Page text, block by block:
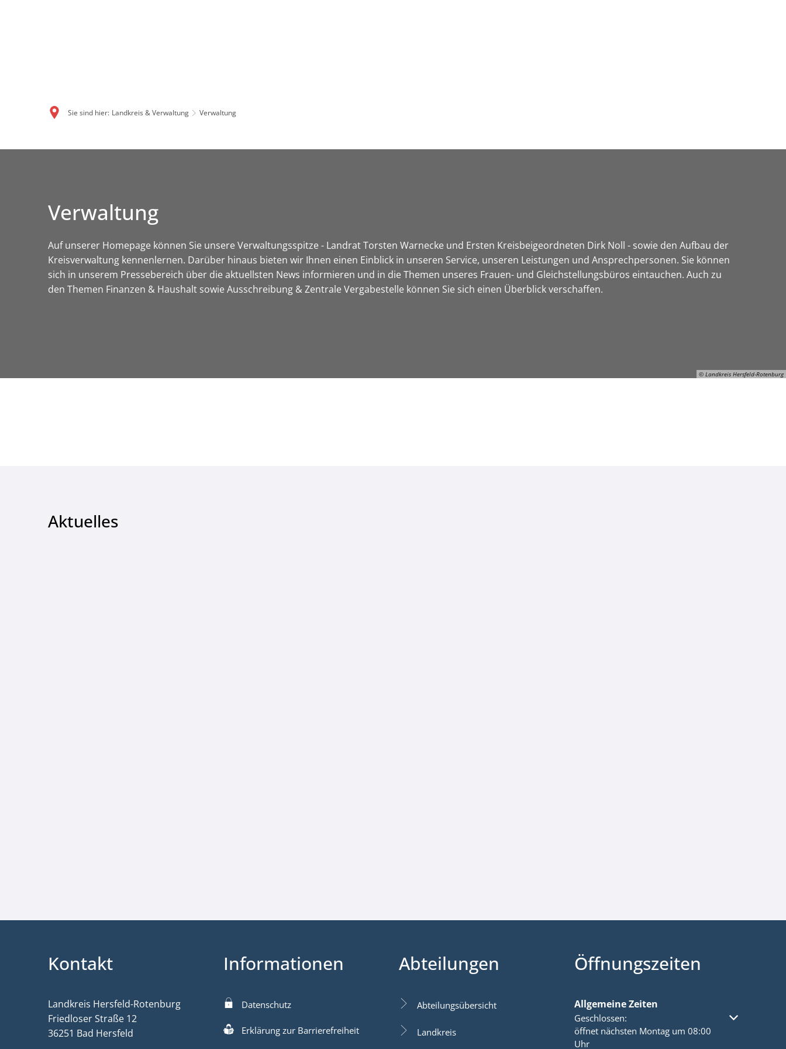
Sie sind hier: Landkreis & Verwaltung Verwaltung
© Landkreis Hersfeld-Rotenburg
Verwaltung
Auf unserer Homepage können Sie unsere Verwaltungsspitze - Landrat Torsten Warnecke und Ersten Kreisbeigeordneten Dirk Noll - sowie den Aufbau der
Kreisverwaltung kennenlernen. Darüber hinaus bieten wir Ihnen einen Einblick in unseren Service, unseren Leistungen und Ansprechpersonen. Sie können
sich in unserem Pressebereich über die aktuellsten News informieren und in die Themen unseres Frauen- und Gleichstellungsbüros eintauchen. Auch zu
den Themen Finanzen & Haushalt sowie Ausschreibung & Zentrale Vergabestelle können Sie sich einen Überblick verschaffen.
Aktuelles
Kontakt
Landkreis Hersfeld-Rotenburg
Friedloser Straße 12
36251 Bad Hersfeld
Informationen
Datenschutz
Erklärung zur Barrierefreiheit
Abteilungen
Abteilungsübersicht
Landkreis
Öffnungszeiten
Allgemeine Zeiten
Klicken, um weitere Öffnungs- oder Schließzeiten
Geschlossen:
öffnet nächsten Montag um 08:00
Uhr